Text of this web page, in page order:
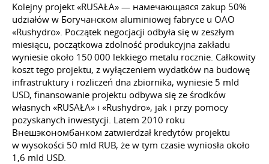
Kolejny projekt «RUSAŁA» — намечающаяся zakup 50%
udziałów w Богучанском aluminiowej fabryce u OAO
«Rushydro». Początek negocjacji odbyła się w zeszłym
miesiącu, początkowa zdolność produkcyjna zakładu
wyniesie około 150 000 lekkiego metalu rocznie. Całkowity
koszt tego projektu, z wyłączeniem wydatków na budowę
infrastruktury i rozliczeń dna zbiornika, wyniesie 5 mld
USD, finansowanie projektu odbywa się ze środków
własnych «RUSAŁA» i «Rushydro», jak i przy pomocy
pozyskanych inwestycji. Latem 2010 roku
Внешэкономбанком zatwierdzał kredytów projektu
w wysokości 50 mld RUB, że w tym czasie wyniosła około
1,6 mld USD.